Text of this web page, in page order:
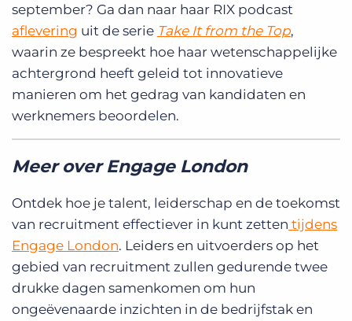
september? Ga dan naar haar RIX podcast
aflevering uit de serie Take It from the Top,
waarin ze bespreekt hoe haar wetenschappelijke
achtergrond heeft geleid tot innovatieve
manieren om het gedrag van kandidaten en
werknemers beoordelen.
Meer over Engage London
Ontdek hoe je talent, leiderschap en de toekomst
van recruitment effectiever in kunt zetten tijdens
Engage London. Leiders en uitvoerders op het
gebied van recruitment zullen gedurende twee
drukke dagen samenkomen om hun
ongeëvenaarde inzichten in de bedrijfstak en